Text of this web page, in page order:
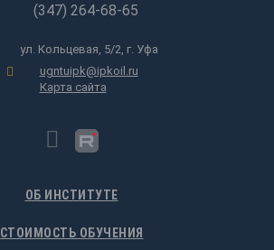
(347) 264-68-65
ул. Кольцевая, 5/2, г. Уфа
ugntuipk@ipkoil.ru
Карта сайта
ОБ ИНСТИТУТЕ
СТОИМОСТЬ ОБУЧЕНИЯ